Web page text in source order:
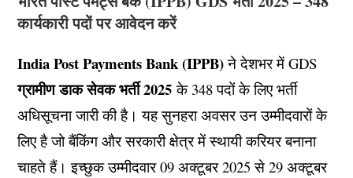
कार्यकारी पदों पर आवेदन करें
India Post Payments Bank (IPPB)ने देशभर में GDS
ग्रामीण डाक सेवक भर्ती 2025 के 348 पदों के लिए भर्ती
अधिसूचना जारी की है। यह सुनहरा अवसर उन उम्मीदवारों के
लिए है जो बैंकिंग और सरकारी क्षेत्र में स्थायी करियर बनाना
चाहते हैं। इच्छुक उम्मीदवार 09 अक्टूबर 2025 से 29 अक्टूबर